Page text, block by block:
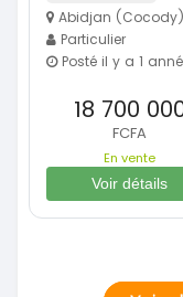
Abidjan (Cocody)
Particulier
Posté il y a 1
18 700
FCFA
En vente
Voir détails